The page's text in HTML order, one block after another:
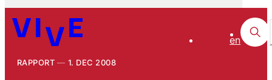
en
RAPPORT 1. DEC 2008